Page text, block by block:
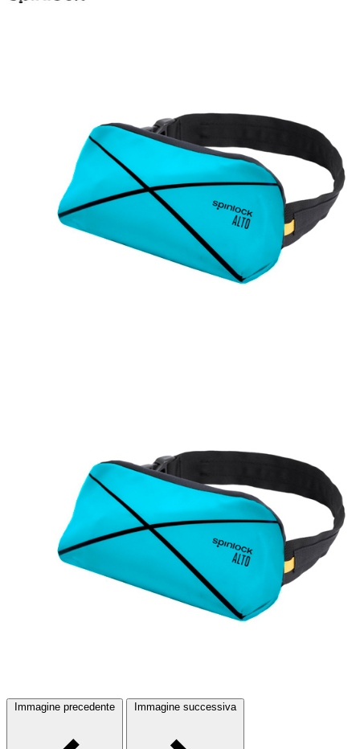
Immagine precedente Immagine successiva